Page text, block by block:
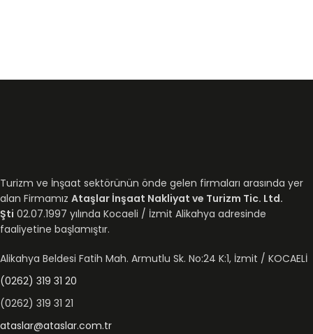
Turizm ve İnşaat sektörünün önde gelen firmaları arasında yer
alan FirmamızAtaşlar İnşaat Nakliyat ve Turizm Tic. Ltd.
Şti 02.07.1997 yılında Kocaeli / İzmit Alikahya adresinde
faaliyetine başlamıştır.
Alikahya Beldesi Fatih Mah. Armutlu Sk. No:24 K:1, İzmit / KOCAELİ
(0262) 319 31 20
(0262) 319 31 21
ataslar@ataslar.com.tr